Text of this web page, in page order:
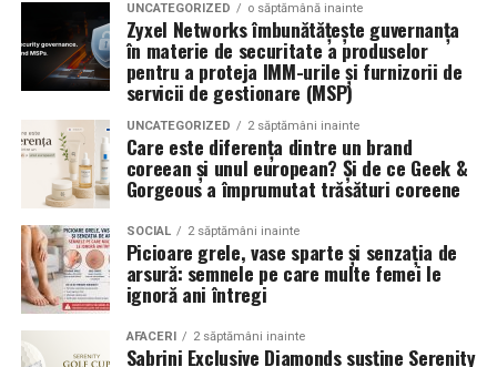
La evenimentele auto din Cluj, anvelopele nu sunt doar
componente functionale, ci si elemente vizuale. Publicul
si fotografii surprind adesea detalii precum modul in
care roata umple aripa, distanta fata de caroserie si
aspectul general al ansamblului roata-janta.
Anvelopele curate, cu dimensiuni corecte si uzura
uniforma, contribuie la imaginea profesionala a unei
masini de show. In multe cazuri, acestea completeaza
jantele si intaresc conceptul ales de proprietar, fie ca
vorbim despre un stil elegant, sportiv sau minimalist.
Echilibrul dintre estetica si utilizare reala
UNCATEGORIZED o săptămână inainte
Zyxel Networks îmbunătățește guvernanța
în materie de securitate a produselor
pentru a proteja IMM-urile și furnizorii de
servicii de gestionare (MSP)
UNCATEGORIZED 2 săptămâni inainte
Care este diferența dintre un brand
coreean și unul european? Și de ce Geek &
Gorgeous a împrumutat trăsături coreene
SOCIAL 2 săptămâni inainte
Picioare grele, vase sparte și senzația de
arsură: semnele pe care multe femei le
ignoră ani întregi
AFACERI 2 săptămâni inainte
Sabrini Exclusive Diamonds susține Serenity